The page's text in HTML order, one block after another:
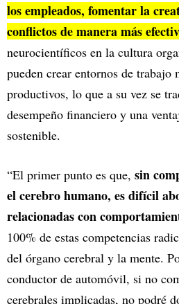
los empleados, fomentar la
conflictos de manera más
neurocientíficos en la cultura
pueden crear entornos de trabajo
productivos, lo que a su vez se
desempeño financiero y una
sostenible.
“El primer punto es que, sin
el cerebro humano, es difícil
relacionadas con
100% de estas competencias
del órgano cerebral y la mente.
conductor de automóvil, si no
cerebrales implicadas, no podré